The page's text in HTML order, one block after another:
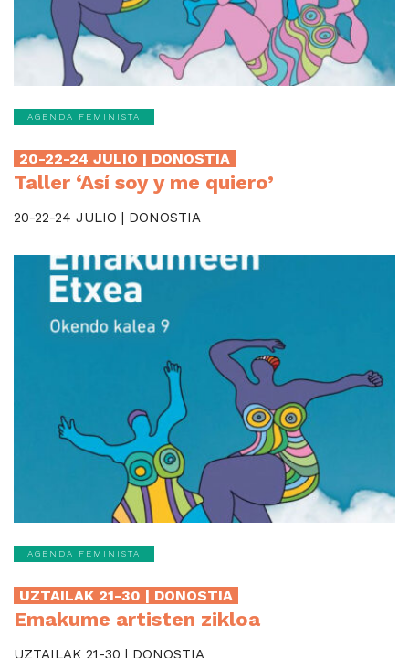
AGENDA FEMINISTA
20-22-24 JULIO | DONOSTIA
Taller ‘Así soy y me quiero’
20-22-24 JULIO | DONOSTIA
AGENDA FEMINISTA
UZTAILAK 21-30 | DONOSTIA
Emakume artisten zikloa
UZTAILAK 21-30 | DONOSTIA